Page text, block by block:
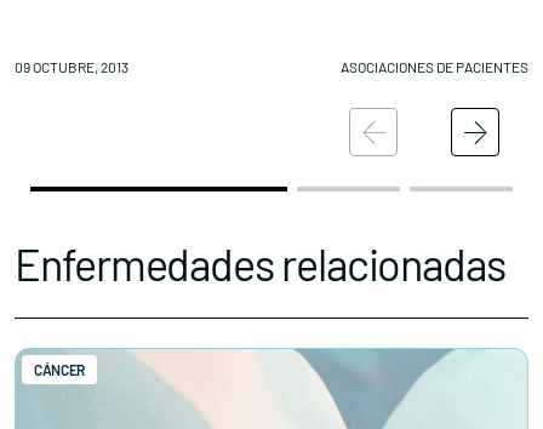
09 OCTUBRE, 2013 ASOCIACIONES DE PACIENTES
Enfermedades relacionadas
CÁNCER
Explora
Contacta con nosotros